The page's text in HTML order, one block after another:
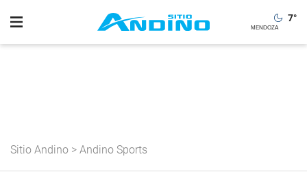
7°
Sitio Andino > Andino Sports